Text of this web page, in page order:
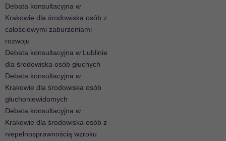
Debata konsultacyjna w
Krakowie dla środowiska osób z
całościowymi zaburzeniami
rozwoju
Debata konsultacyjna w Lublinie
dla środowiska osób głuchych
Debata konsultacyjna w
Krakowie dla środowiska osób
głuchoniewidomych
Debata konsultacyjna w
Krakowie dla środowiska osób z
niepełnosprawnością wzroku